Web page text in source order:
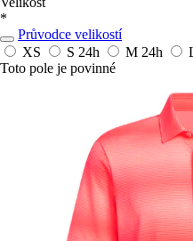
*
Průvodce velikostí
XS
S 24h M 24h
Toto pole je povinné